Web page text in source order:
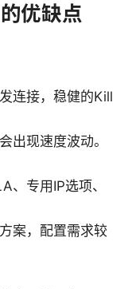
优缺点
连接，稳健的Kill
出现速度波动。
、专用IP选项、
案，配置需求较